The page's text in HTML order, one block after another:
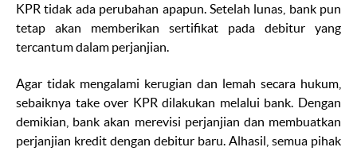
KPR tidak ada perubahan apapun. Setelah lunas, bank pun
tetap akan memberikan sertifikat pada debitur yang
tercantum dalam perjanjian.
Agar tidak mengalami kerugian dan lemah secara hukum,
sebaiknya take over KPR dilakukan melalui bank. Dengan
demikian, bank akan merevisi perjanjian dan membuatkan
perjanjian kredit dengan debitur baru. Alhasil, semua pihak